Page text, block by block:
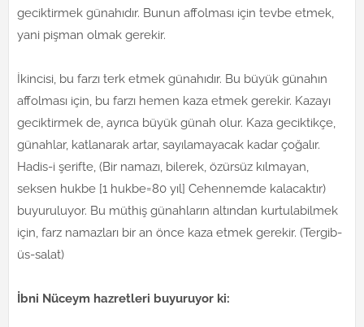
geciktirmek günahıdır. Bunun affolması için tevbe etmek,
yani pişman olmak gerekir.
İkincisi, bu farzı terk etmek günahıdır. Bu büyük günahın
affolması için, bu farzı hemen kaza etmek gerekir. Kazayı
geciktirmek de, ayrıca büyük günah olur. Kaza geciktikçe,
günahlar, katlanarak artar, sayılamayacak kadar çoğalır.
Hadis-i şerifte, (Bir namazı, bilerek, özürsüz kılmayan,
seksen hukbe [1 hukbe=80 yıl] Cehennemde kalacaktır)
buyuruluyor. Bu müthiş günahların altından kurtulabilmek
için, farz namazları bir an önce kaza etmek gerekir. (Tergib-
üs-salat)
İbni Nüceym hazretleri buyuruyor ki: